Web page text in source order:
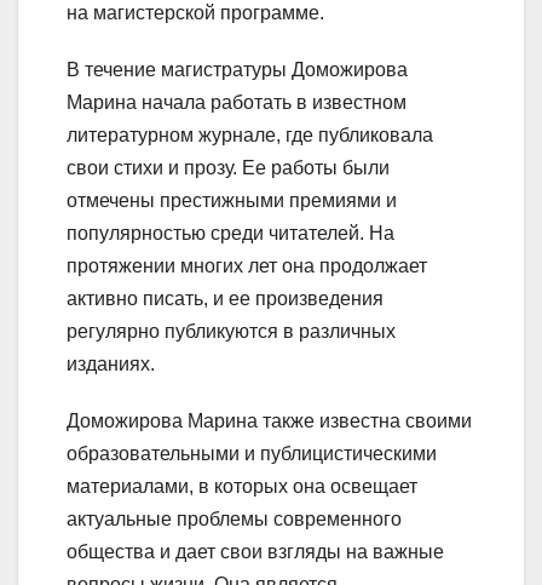
на магистерской программе.
В течение магистратуры Доможирова
Марина начала работать в известном
литературном журнале, где публиковала
свои стихи и прозу. Ее работы были
отмечены престижными премиями и
популярностью среди читателей. На
протяжении многих лет она продолжает
активно писать, и ее произведения
регулярно публикуются в различных
изданиях.
Доможирова Марина также известна своими
образовательными и публицистическими
материалами, в которых она освещает
актуальные проблемы современного
общества и дает свои взгляды на важные